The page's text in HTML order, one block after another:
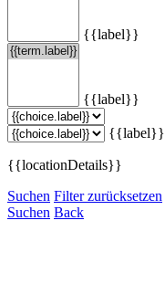
{{label}}
{{label}}
{{label}}
{{locationDetails}}
Suchen Filter zurücksetzen
Suchen Back